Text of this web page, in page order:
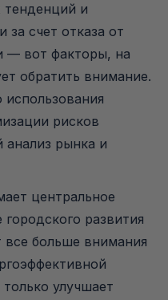
тенденций и
счет отказа от
— вот факторы, на
обратить внимание.
рисков
рынка и
центральное
развития
все больше внимания
улучшает